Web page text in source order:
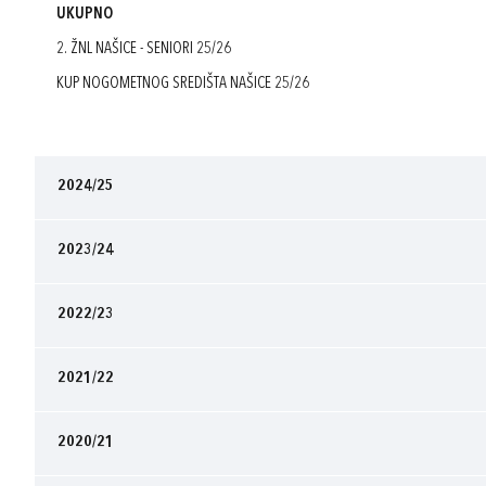
UKUPNO
2. ŽNL NAŠICE - SENIORI 25/26
KUP NOGOMETNOG SREDIŠTA NAŠICE 25/26
2024/25
2023/24
2022/23
2021/22
2020/21